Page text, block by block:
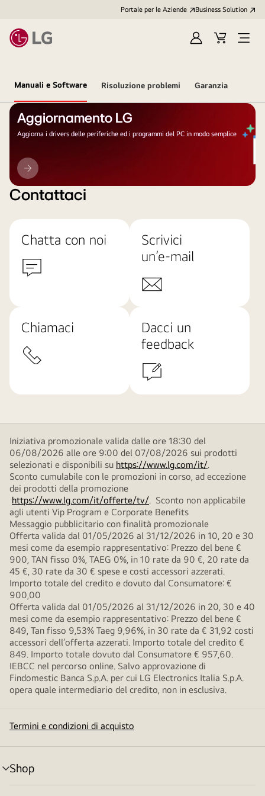
Portale per le Aziende Business Solution
AccediCart
Open
Manuali e Software Risoluzione problemi Garanzia
Aggiornamento LG
Aggiorna i drivers delle periferiche ed i programmi del PC in modo semplice
Aggiornamento
LG
Contattaci
Chatta con noi
Scrivici
un’e-mail
Chiamaci
Dacci un
feedback
Iniziativa promozionale valida dalle ore 18:30 del
06/08/2026 alle ore 9:00 del 07/08/2026 sui prodotti
selezionati e disponibili su https://www.lg.com/it/.
Sconto cumulabile con le promozioni in corso, ad eccezione
dei prodotti della promozione
https://www.lg.com/it/offerte/tv/. Sconto non applicabile
agli utenti Vip Program e Corporate Benefits
Messaggio pubblicitario con finalità promozionale
Offerta valida dal 01/05/2026 al 31/12/2026 in 10, 20 e 30
mesi come da esempio rappresentativo: Prezzo del bene €
900, TAN fisso 0%, TAEG 0%, in 10 rate da 90 €, 20 rate da
45 €, 30 rate da 30 € spese e costi accessori azzerati.
Importo totale del credito e dovuto dal Consumatore: €
900,00
Offerta valida dal 01/05/2026 al 31/12/2026 in 20, 30 e 40
mesi come da esempio rappresentativo: Prezzo del bene €
849, Tan fisso 9,53% Taeg 9,96%, in 30 rate da € 31,92 costi
accessori dell’offerta azzerati. Importo totale del credito €
849. Importo totale dovuto dal Consumatore € 957,60.
IEBCC nel percorso online. Salvo approvazione di
Findomestic Banca S.p.A. per cui LG Electronics Italia S.p.A.
opera quale intermediario del credito, non in esclusiva.
Termini e condizioni di acquisto
Shop
Attivazione
menu